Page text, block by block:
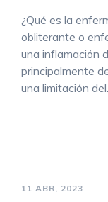
¿Qué es la
obliterante o
una inflamación
principalmente
una limitación
11 ABR, 2023